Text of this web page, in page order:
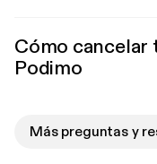
Cómo cancelar
Podimo
Más preguntas y